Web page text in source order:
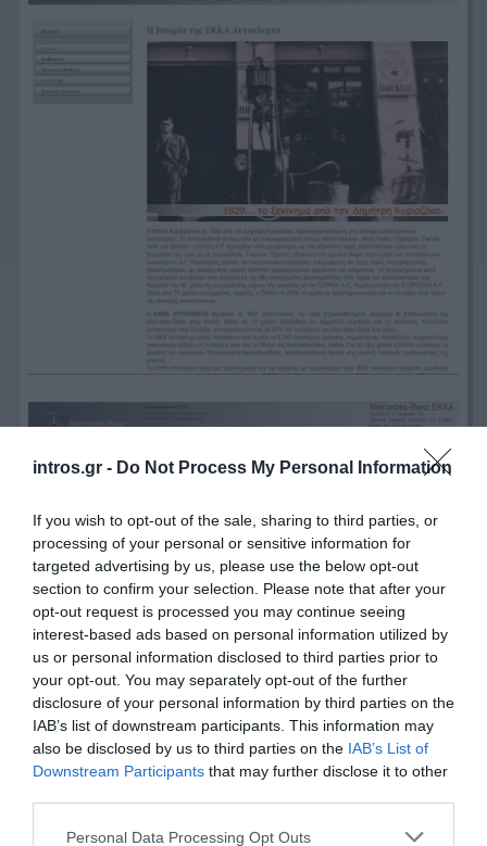
intros.gr - Do Not Process My Personal Information
If you wish to opt-out of the sale, sharing to third parties, or
processing of your personal or sensitive information for
targeted advertising by us, please use the below opt-out
section to confirm your selection. Please note that after your
opt-out request is processed you may continue seeing
interest-based ads based on personal information utilized by
us or personal information disclosed to third parties prior to
your opt-out. You may separately opt-out of the further
disclosure of your personal information by third parties on the
IAB’s list of downstream participants. This information may
also be disclosed by us to third parties on the IAB’s List of
Downstream Participants that may further disclose it to other
Personal Data Processing Opt Outs